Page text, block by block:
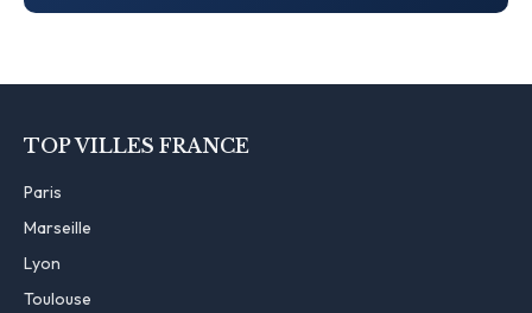
TOP VILLES FRANCE
Paris
Marseille
Lyon
Toulouse